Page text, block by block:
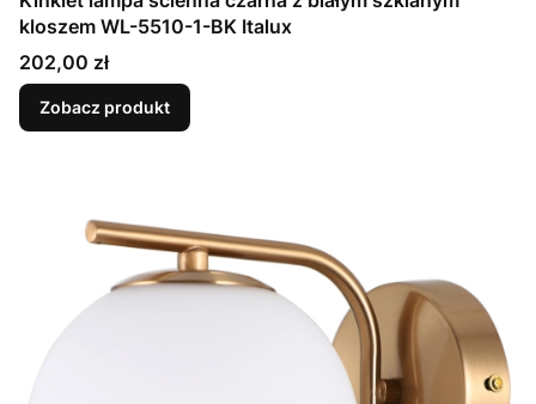
kloszem WL-5510-1-BK Italux
Cena
202,00 zł
Zobacz produkt